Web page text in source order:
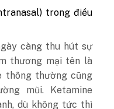
trong điều
càng thu hút sự
thương mại tên là
thông thường cũng
mũi. Ketamine
dù không tức thì